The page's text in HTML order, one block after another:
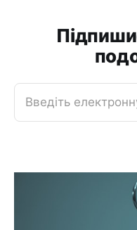
Введіть